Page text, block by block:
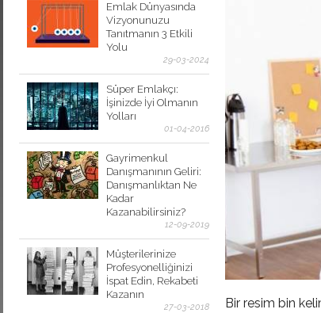
Emlak Dünyasında
Vizyonunuzu
Tanıtmanın 3 Etkili
Yolu
29-03-2024
Süper Emlakçı:
İşinizde İyi Olmanın
Yolları
01-04-2016
Gayrimenkul
Danışmanının Geliri:
Danışmanlıktan Ne
Kadar
Kazanabilirsiniz?
12-09-2019
Müşterilerinize
Profesyonelliğinizi
İspat Edin, Rekabeti
Kazanın
27-03-2018 Bir resim bin